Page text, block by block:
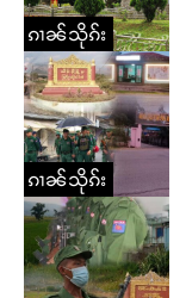
ၵၢၼ်သိုၵ်း
ၵၢၼ်သိုၵ်း